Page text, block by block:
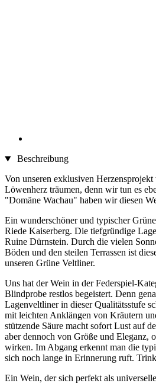
Beschreibung
Von unseren exklusiven
Löwenherz träumen, denn wir tun es
"Domäne Wachau" haben wir diesen
Ein wunderschöner und typischer
Riede Kaiserberg. Die tiefgründige
Ruine Dürnstein. Durch die vielen
Böden und den steilen Terrassen ist
unseren Grüne Veltliner.
Uns hat der Wein in der Federspiel-
Blindprobe restlos begeistert. Denn
Lagenveltliner in dieser Qualitätsstufe
mit leichten Anklängen von Kräutern
stützende Säure macht sofort Lust auf
aber dennoch von Größe und Eleganz,
wirken. Im Abgang erkennt man die
sich noch lange in Erinnerung ruft.
Ein Wein, der sich perfekt als